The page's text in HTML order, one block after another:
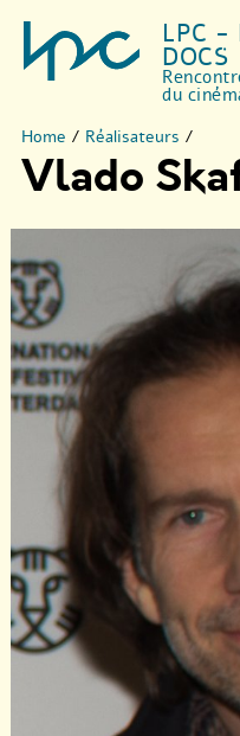
LPC -
DOCS
du
Home / Réalisateurs /
Vlado